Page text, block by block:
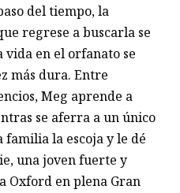
del tiempo, la
regrese a buscarla se
vida en el orfanato se
más dura. Entre
Meg aprende a
se aferra a un único
familia la escoja y le dé
una joven fuerte y
Oxford en plena Gran